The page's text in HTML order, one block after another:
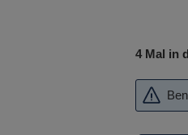
4 Mal in